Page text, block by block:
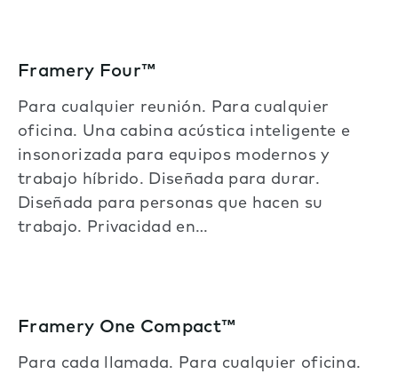
Framery Four™
Para cualquier reunión. Para cualquier
oficina. Una cabina acústica inteligente e
insonorizada para equipos modernos y
trabajo híbrido. Diseñada para durar.
Diseñada para personas que hacen su
trabajo. Privacidad en…
Framery One Compact™
Para cada llamada. Para cualquier oficina.